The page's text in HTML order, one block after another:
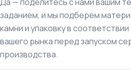
заданием, и мы подберем
камни и упаковку в
вашего рынка перед запуском
производства.